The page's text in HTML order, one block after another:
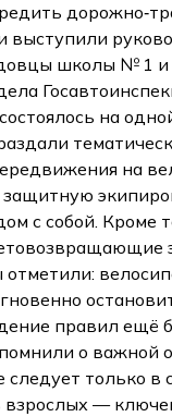
выступили
школы № 1 и
на
на
защитную
с собой. Кроме
отметили:
правил ещё
о важной
следует только
взрослых —